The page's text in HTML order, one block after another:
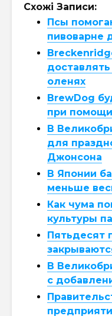
Схожі Записи:
Псы
пивоварне
оленях
BrewDog
при
В
для
Джонсона
В Японии
меньше
Как чума
культуры
Пятьдесят
В
с